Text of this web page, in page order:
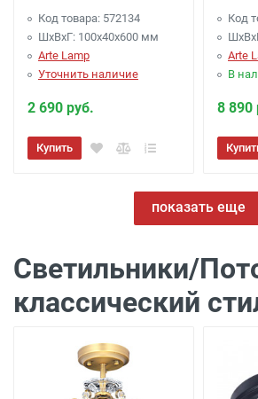
Код товара: 572134
ШхВхГ: 100x40x600 мм
Arte Lamp
Уточнить наличие
2 690 руб.
Купить
Код
Arte
В
8 890
показать еще
Светильники/
классический